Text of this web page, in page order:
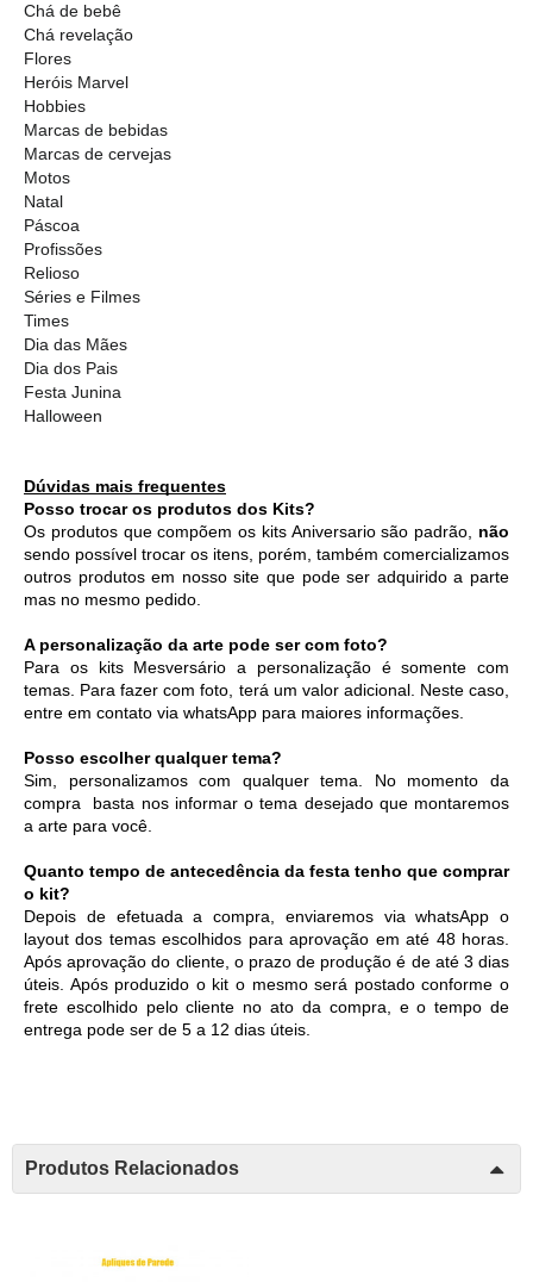
Chá de bebê
Chá revelação
Flores
Heróis Marvel
Hobbies
Marcas de bebidas
Marcas de cervejas
Motos
Natal
Páscoa
Profissões
Relioso
Séries e Filmes
Times
Dia das Mães
Dia dos Pais
Festa Junina
Halloween
Dúvidas mais frequentes
Posso trocar os produtos dos Kits?
Os produtos que compõem os kits Aniversario são padrão, não
sendo possível trocar os itens, porém, também comercializamos
outros produtos em nosso site que pode ser adquirido a parte
mas no mesmo pedido.
A personalização da arte pode ser com foto?
Para os kits Mesversário a personalização é somente com
temas. Para fazer com foto, terá um valor adicional. Neste caso,
entre em contato via whatsApp para maiores informações.
Posso escolher qualquer tema?
Sim, personalizamos com qualquer tema. No momento da
compra  basta nos informar o tema desejado que montaremos
a arte para você.
Quanto tempo de antecedência da festa tenho que comprar
o kit?
Depois de efetuada a compra, enviaremos via whatsApp o
layout dos temas escolhidos para aprovação em até 48 horas.
Após aprovação do cliente, o prazo de produção é de até 3 dias
úteis. Após produzido o kit o mesmo será postado conforme o
frete escolhido pelo cliente no ato da compra, e o tempo de
entrega pode ser de 5 a 12 dias úteis.
Produtos Relacionados